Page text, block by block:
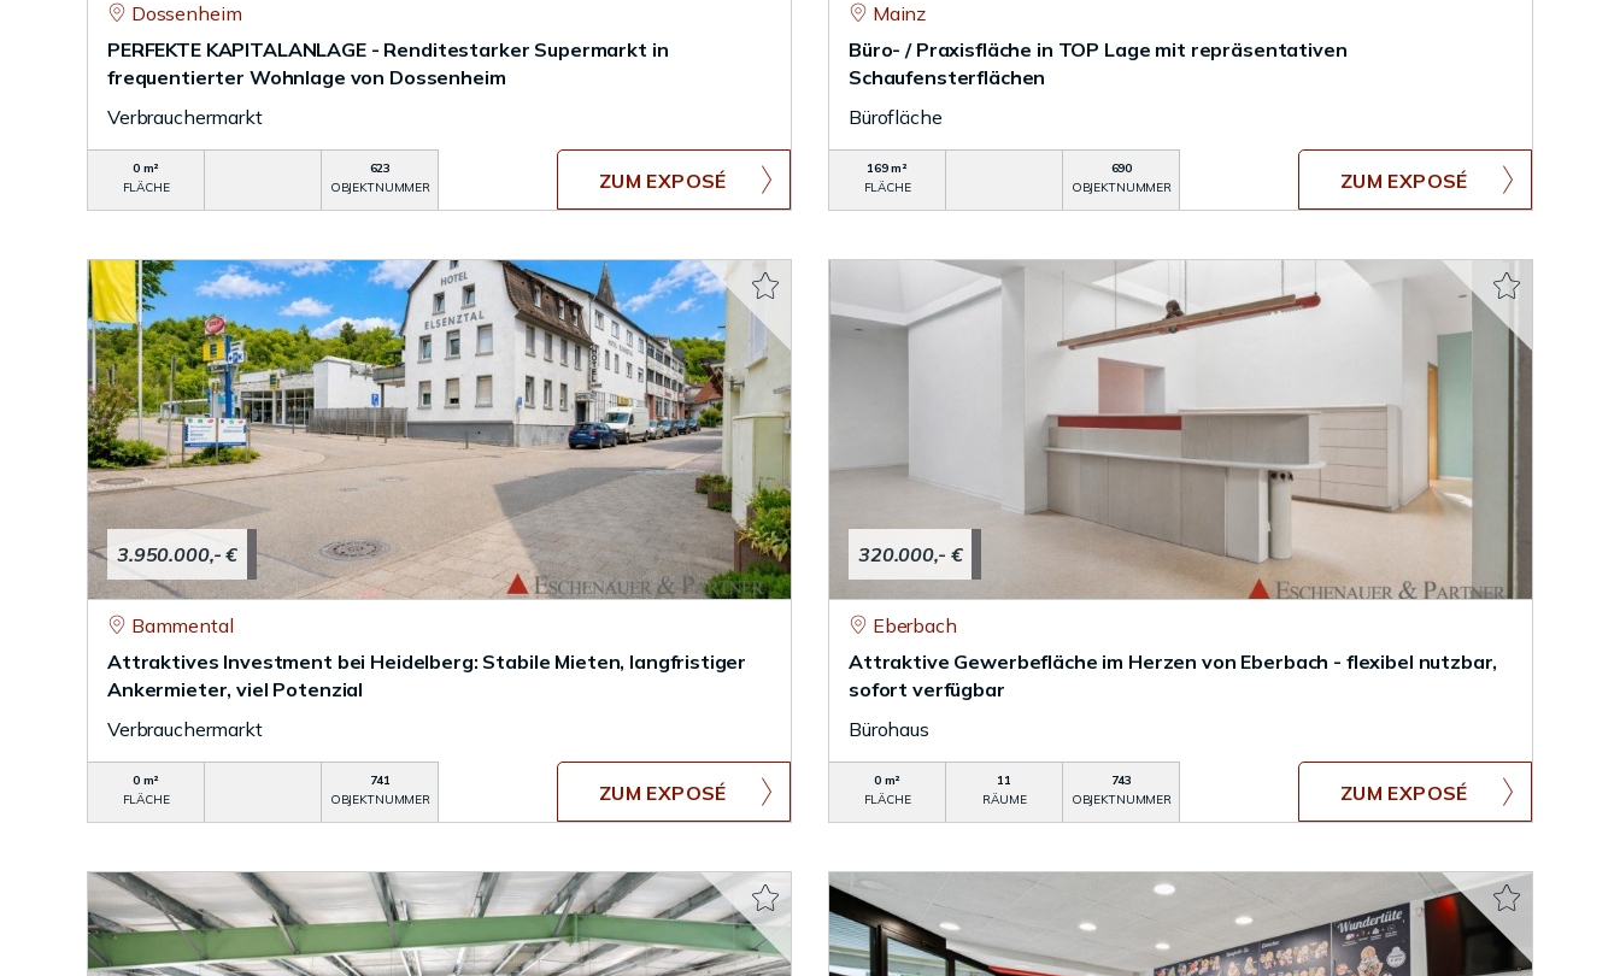
Dossenheim
PERFEKTE KAPITALANLAGE - Renditestarker Supermarkt in
frequentierter Wohnlage von Dossenheim
Verbrauchermarkt
0 m²
FLÄCHE
623
OBJEKTNUMMER
ZUM EXPOSÉ
Mainz
Büro- / Praxisfläche in TOP Lage mit repräsentativen
Schaufensterflächen
Bürofläche
169 m²
FLÄCHE
690
OBJEKTNUMMER
ZUM EXPOSÉ
3.950.000,- €
Bammental
Attraktives Investment bei Heidelberg: Stabile Mieten, langfristiger
Ankermieter, viel Potenzial
Verbrauchermarkt
0 m²
FLÄCHE
741
OBJEKTNUMMER
ZUM EXPOSÉ
320.000,- €
Eberbach
Attraktive Gewerbefläche im Herzen von Eberbach - flexibel nutzbar,
sofort verfügbar
Bürohaus
0 m²
FLÄCHE
11
RÄUME
743
OBJEKTNUMMER
ZUM EXPOSÉ